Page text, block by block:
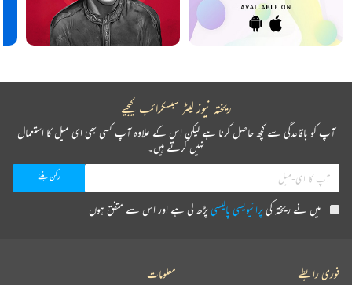
ریختہ نیوز لیٹر سبسکرائب کیجیے
آپ کو باقاعدگی سے کچھ حاصل کرنا ہے لیکن اس کے علاوہ آپ کسی بھی ای میل کا استعمال
نہیں کرتے ہیں۔
میں نے ریختہ کیپرائیویسی پالیسیپڑھ لی ہے اور اس سے متفق ہوں
فوری رابطے معلومات